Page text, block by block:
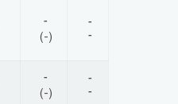
-
(-)
-
-
-
(-)
-
-